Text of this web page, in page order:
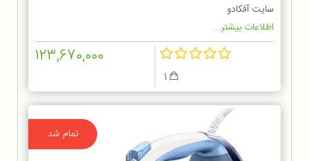
سایت آفکادو
اطلاعات بیشتر...
123,670,000
تمام شد